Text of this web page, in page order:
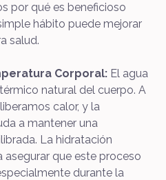
por qué es beneficioso
hábito puede mejorar
salud.
Corporal: El agua
natural del cuerpo. A
calor, y la
a mantener una
La hidratación
asegurar que este proceso
durante la